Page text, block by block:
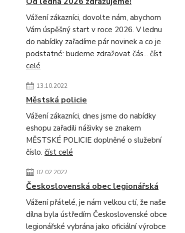
Vážení zákazníci, dovolte nám, abychom
Vám úspěšný start v roce 2026. V lednu
do nabídky zařadíme pár novinek a co je
podstatné: budeme zdražovat čás... číst
celé
13.10.2022
Městská policie
Vážení zákazníci, dnes jsme do nabídky
eshopu zařadili nášivky se znakem
MĚSTSKÉ POLICIE doplněné o služební
číslo. číst celé
02.02.2022
Československá obec legionářská
Vážení přátelé, je nám velkou ctí, že naše
dílna byla ústředím Československé obce
legionářské vybrána jako oficiální výrobce